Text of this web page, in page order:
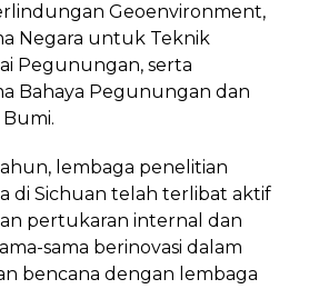
Geoenvironment,
Negara untuk Teknik
Pegunungan, serta
Bahaya Pegunungan dan
lembaga penelitian
di Sichuan telah terlibat aktif
pertukaran internal dan
sama berinovasi dalam
bencana dengan lembaga